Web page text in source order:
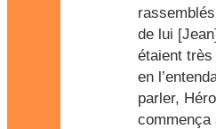
de lui
étaient très
en
parler,
commença